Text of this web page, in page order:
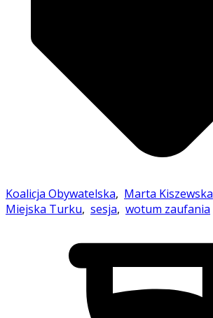
Koalicja Obywatelska, Marta Kiszewska
Miejska Turku, sesja, wotum zaufania